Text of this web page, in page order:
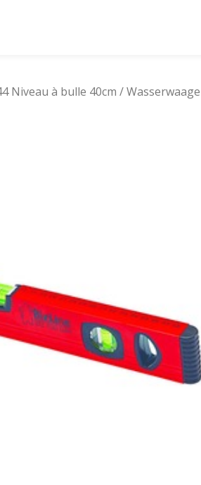
Niveau à bulle 40cm / Wasserwaage